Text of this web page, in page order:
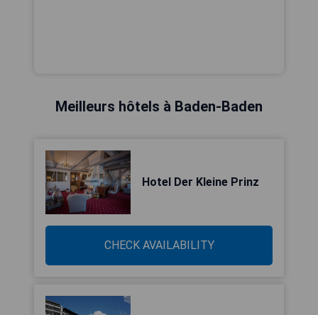
Meilleurs hôtels à Baden-Baden
Hotel Der Kleine Prinz
CHECK AVAILABILITY